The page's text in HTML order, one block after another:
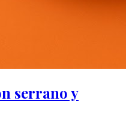
serrano y